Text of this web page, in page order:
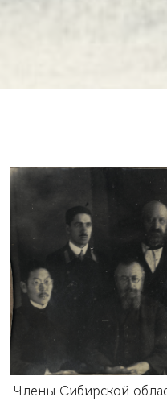
Члены Сибирской